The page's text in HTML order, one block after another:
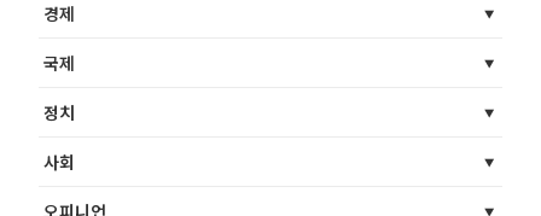
경제
국제
정치
사회